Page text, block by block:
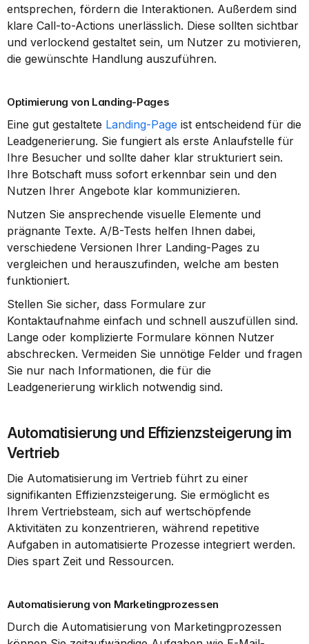
entsprechen, fördern die Interaktionen. Außerdem sind
klare Call-to-Actions unerlässlich. Diese sollten sichtbar
und verlockend gestaltet sein, um Nutzer zu motivieren,
die gewünschte Handlung auszuführen.
Optimierung von Landing-Pages
Eine gut gestaltete Landing-Page ist entscheidend für die
Leadgenerierung. Sie fungiert als erste Anlaufstelle für
Ihre Besucher und sollte daher klar strukturiert sein.
Ihre Botschaft muss sofort erkennbar sein und den
Nutzen Ihrer Angebote klar kommunizieren.
Nutzen Sie ansprechende visuelle Elemente und
prägnante Texte. A/B-Tests helfen Ihnen dabei,
verschiedene Versionen Ihrer Landing-Pages zu
vergleichen und herauszufinden, welche am besten
funktioniert.
Stellen Sie sicher, dass Formulare zur
Kontaktaufnahme einfach und schnell auszufüllen sind.
Lange oder komplizierte Formulare können Nutzer
abschrecken. Vermeiden Sie unnötige Felder und fragen
Sie nur nach Informationen, die für die
Leadgenerierung wirklich notwendig sind.
Automatisierung und Effizienzsteigerung im
Vertrieb
Die Automatisierung im Vertrieb führt zu einer
signifikanten Effizienzsteigerung. Sie ermöglicht es
Ihrem Vertriebsteam, sich auf wertschöpfende
Aktivitäten zu konzentrieren, während repetitive
Aufgaben in automatisierte Prozesse integriert werden.
Dies spart Zeit und Ressourcen.
Automatisierung von Marketingprozessen
Durch die Automatisierung von Marketingprozessen